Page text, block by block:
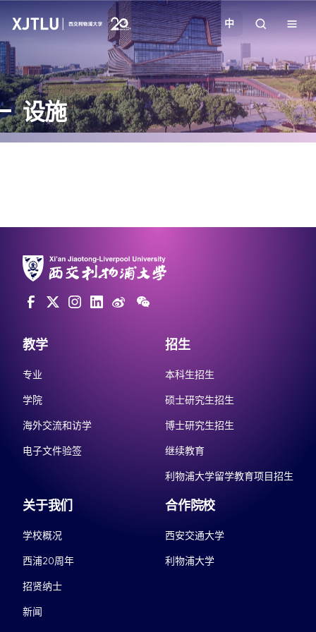
教学
招生
中
设施
教学
专业
学院
海外交流和访学
电子文件验签
招生
本科生招生
硕士研究生招生
博士研究生招生
继续教育
利物浦大学留学教育项目招生
关于我们
学校概况
西浦20周年
招贤纳士
新闻
合作院校
西安交通大学
利物浦大学